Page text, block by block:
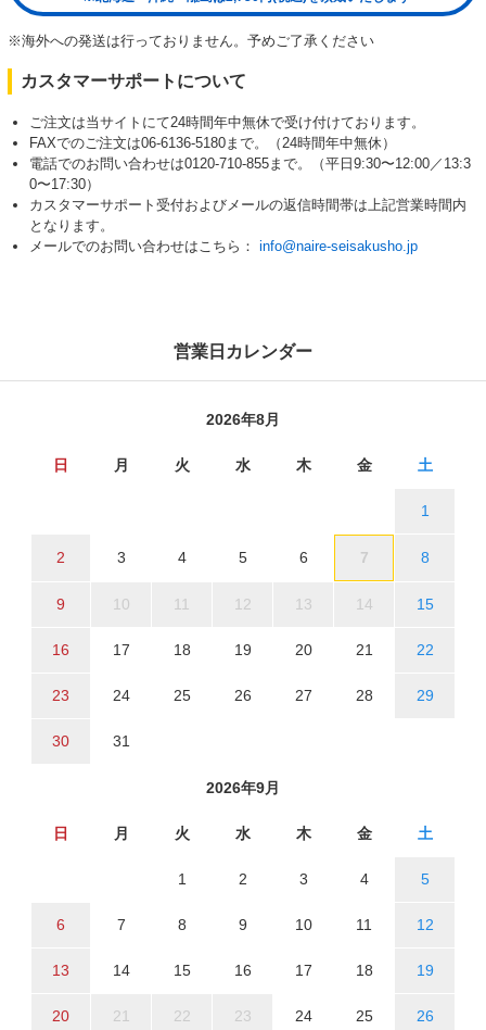
※海外への発送は行っておりません。予めご了承ください
カスタマーサポートについて
ご注文は当サイトにて24時間年中無休で受け付けております。
FAXでのご注文は06-6136-5180まで。（24時間年中無休）
電話でのお問い合わせは0120-710-855まで。（平日9:30〜12:00／13:3
0〜17:30）
カスタマーサポート受付およびメールの返信時間帯は上記営業時間内
となります。
メールでのお問い合わせはこちら： info@naire-seisakusho.jp
営業日カレンダー
2026年8月
日 月 火 水 木 金 土
1
2 3 4 5 6 7 8
9 10 11 12 13 14 15
16 17 18 19 20 21 22
23 24 25 26 27 28 29
30 31
2026年9月
日 月 火 水 木 金 土
1 2 3 4 5
6 7 8 9 10 11 12
13 14 15 16 17 18 19
20 21 22 23 24 25 26